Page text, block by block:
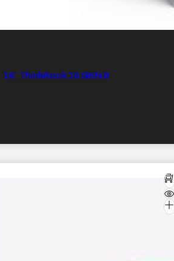
16″ ThinkBook 16 GEN 8